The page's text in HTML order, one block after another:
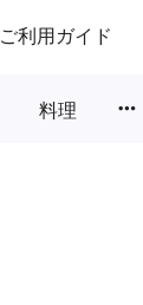
ご利用ガイド
料理 more_horiz